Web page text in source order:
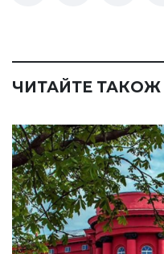
ЧИТАЙТЕ ТАКОЖ